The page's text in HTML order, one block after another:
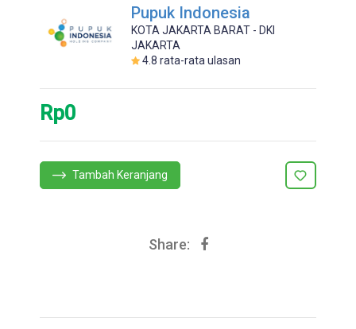
Pupuk Indonesia
KOTA JAKARTA BARAT - DKI
JAKARTA
4.8 rata-rata ulasan
Rp0
Tambah Keranjang
Share: